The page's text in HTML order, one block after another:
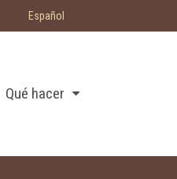
Español
Qué hacer